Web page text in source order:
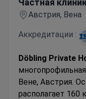
Частная
Австрия, Вена
Аккредитации :
Döbling Private
Вене, Австрия.
располагает 160